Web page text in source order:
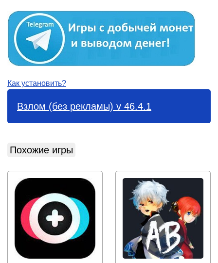
Как установить?
Взлом (без рекламы) v 46.4.1
Похожие игры